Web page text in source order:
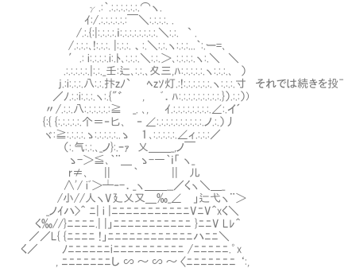
γ.:｀.:.:.:.:.:.:.⌒ヽ.
ｲ:/.:.:.:.:.:.:￣＼:.:.:.:. .
/.:.{:|:.:.:.:.ｉ:.:.:.:.:.:.:.:.＼:.:. ` .
/.:.:.:､!:.:.:. |:.:.:. 、:.＼:.:.ヽ:.:.:...｀:.ー=､
′.: i:.:.:.:.i:.ﾄ､:.:.:.＼:.:.＞､:.:.:.:.ヽ:.＼ ＼
.:.:.:.:.:.|:.:._壬:辷､:.:.､夊三,ﾊ:.:.:.:.:.ヽ:.:.:.､ ）
j.:i:.:.:.八:.:.抃zﾉ` ﾍzｿ灯.:!:.:.:.:.:.:.ヽ:.:.:.寸 それでは続きを投下し
／ﾉ.:.:i:.:.:.ヽ:.{"゛ , ﾞ．ﾊ:.:.:.:.:.:.:.:.:.}）.:.:）)
〃/.:.:.八:.:.:.:.:.:≧ _. ､, ｲ.:.:.:.:.:.:.:.:.∠:.イ´
{:{ {:.:.:.:.:.个＝‐匕､ ‐ ∠:.:.:.:.:.:.:.:.:.:.ノ.:.）丿
ヾ:≧:.:.:.:.ゝ:.:.:.:.:..ゝ １､:.:.:.:.:.∠ィ.:.:.:／
（:.气:.:.､_ノ}:.ｰｧ 乂＿＿_,ノ￣
ゝ-＞≦､｀¨＿ ゝ-―｀ｉ「 ヽ_
r≠､ || ｀ || 儿
∧'/ iﾞ＞┴‐-．_ヽ＿＿__／くヽ＼＿_
/小//人ヽV廴乂又＿‰_∠Ⅵ」辷弋ヽ¨＞
_ノｲハ>＾ ﾆ| i |ﾆﾆﾆﾆﾆﾆﾆﾆﾆﾆﾆVﾆV＾xく＼
く‰//}ﾆﾆﾆﾆ.| |」ﾆﾆﾆﾆﾆﾆﾆﾆﾆﾆﾆ }ﾆﾆV Lﾚ＾
／／L{ {ﾆﾆﾆﾆ !」ﾆﾆﾆﾆﾆﾆﾆﾆﾆﾆﾆﾆハﾆﾆ＼
く／ ﾉﾆﾆﾆﾆﾆﾆiﾆﾆﾆﾆﾆﾆﾆﾆﾆﾆ /ﾆﾆﾆﾆﾆ.゜x
, ﾆﾆﾆﾆﾆﾆﾆし ∽ ～ ∽ ～ 〈ﾆﾆﾆﾆﾆﾆﾆ ‘:,